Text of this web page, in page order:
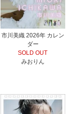
市川美織 2026年 カレン
ダー
SOLD OUT
みおりん